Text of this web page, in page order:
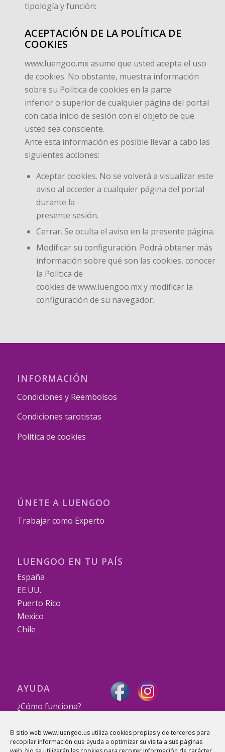
El sitio web www.luengoo.us utiliza cookies propias y de terceros para
recopilar información que ayuda a optimizar su visita a sus páginas
tipología y función:
ACEPTACIÓN DE LA POLÍTICA DE
COOKIES
www.luengoo.mx asume que usted acepta el uso
de cookies. No obstante, muestra información
sobre su Política de cookies en la parte
inferior o superior de cualquier página del portal
con cada inicio de sesión con el objeto de que
usted sea consciente.
Ante esta información es posible llevar a cabo las
siguientes acciones:
Aceptar cookies. No se volverá a visualizar este
aviso al acceder a cualquier página del portal
durante la
presente sesión.
Cerrar. Se oculta el aviso en la presente página.
Modificar su configuración. Podrá obtener más
información sobre qué son las cookies, conocer
la Política de
cookies de www.luengoo.mx y modificar la
configuración de su navegador.
INFORMACIÓN
Condiciones y Reembolsos
Condiciones tarotistas
Política de cookies
ÚNETE A LUENGOO
Trabajar como Experto
LUENGOO EN TU PAÍS
España
EE.UU.
Puerto Rico
Mexico
Chile
AYUDA
¿Cómo funciona?